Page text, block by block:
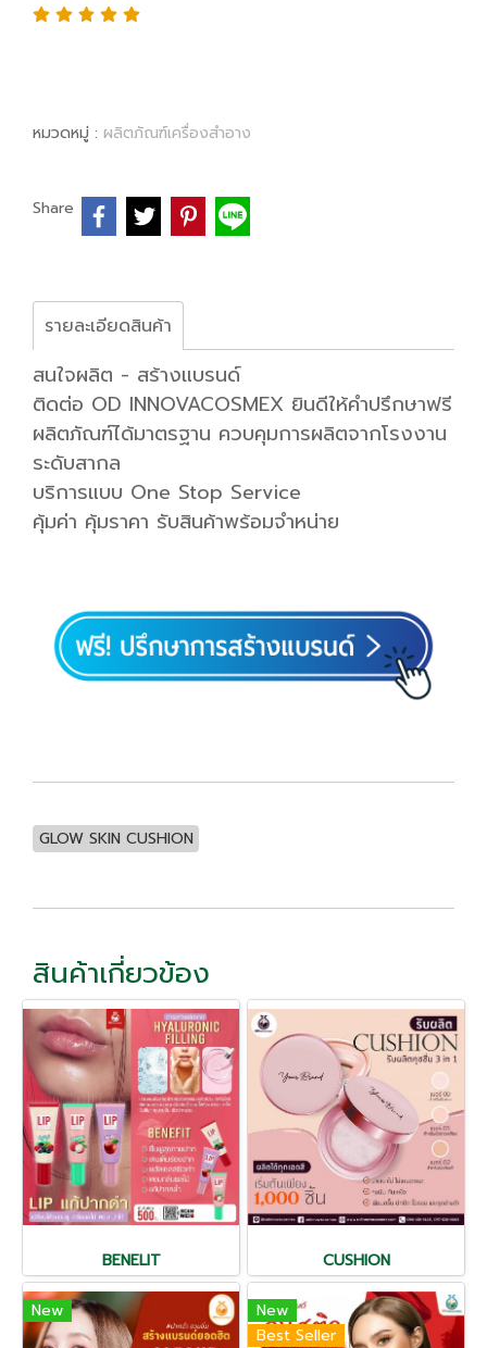
หมวดหมู่ : ผลิตภัณฑ์เครื่องสำอาง
Share
รายละเอียดสินค้า
สนใจผลิต - สร้างแบรนด์
ติดต่อ OD INNOVACOSMEX ยินดีให้คำปรึกษาฟรี
ผลิตภัณฑ์ได้มาตรฐาน ควบคุมการผลิตจากโรงงาน
ระดับสากล
บริการแบบ One Stop Service
คุ้มค่า คุ้มราคา รับสินค้าพร้อมจำหน่าย
GLOW SKIN CUSHION
สินค้าเกี่ยวข้อง
BENELIT CUSHION
New
New
Best Seller